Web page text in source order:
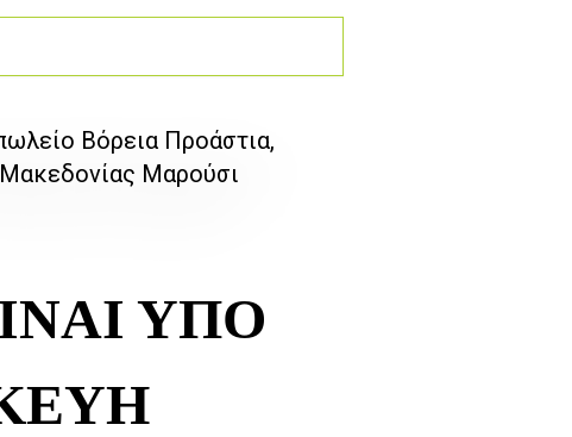
Βόρεια Προάστια,
Μαρούσι
ΥΠΟ